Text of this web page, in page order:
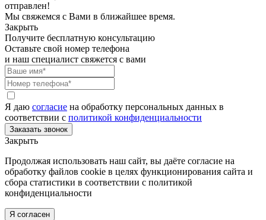
отправлен!
Мы свяжемся с Вами в ближайшее время.
Закрыть
Получите бесплатную консультацию
Оставьте свой номер телефона
и наш специалист свяжется с вами
Я даю согласие на обработку персональных данных в
соответствии с политикой конфиденциальности
Закрыть
Продолжая использовать наш сайт, вы даёте согласие на
обработку файлов cookie в целях функционирования сайта и
сбора статистики в соответствии с политикой
конфиденциальности
Я согласен